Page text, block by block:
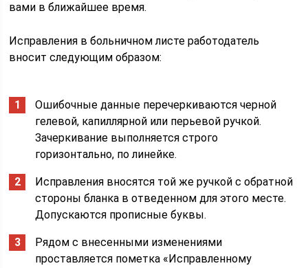
вами в ближайшее время.
Исправления в больничном листе работодатель
вносит следующим образом:
Ошибочные данные перечеркиваются черной
гелевой, капиллярной или перьевой ручкой.
Зачеркивание выполняется строго
горизонтально, по линейке.
Исправления вносятся той же ручкой с обратной
стороны бланка в отведенном для этого месте.
Допускаются прописные буквы.
Рядом с внесенными изменениями
проставляется пометка «Исправленному